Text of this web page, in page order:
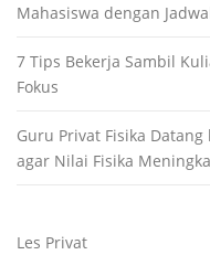
Mahasiswa dengan
7 Tips Bekerja Sambil
Fokus
Guru Privat Fisika
agar Nilai Fisika
Les Privat